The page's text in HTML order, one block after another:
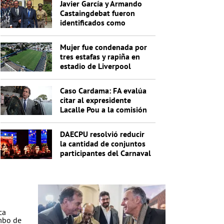
Javier García y Armando
Castaingdebat fueron
identificados como
Mujer fue condenada por
tres estafas y rapiña en
estadio de Liverpool
Caso Cardama: FA evalúa
citar al expresidente
Lacalle Pou a la comisión
DAECPU resolvió reducir
la cantidad de conjuntos
participantes del Carnaval